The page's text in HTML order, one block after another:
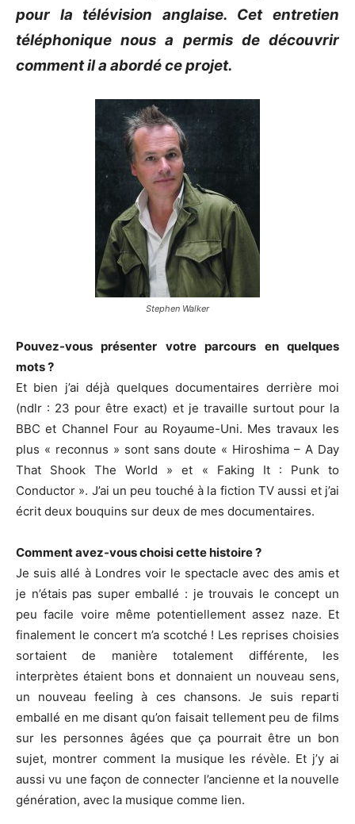
pour la télévision anglaise. Cet entretien
téléphonique nous a permis de découvrir
comment il a abordé ce projet.
Stephen Walker
Pouvez-vous présenter votre parcours en quelques
mots ?
Et bien j’ai déjà quelques documentaires derrière moi
(ndlr : 23 pour être exact) et je travaille surtout pour la
BBC et Channel Four au Royaume-Uni. Mes travaux les
plus « reconnus » sont sans doute « Hiroshima – A Day
That Shook The World » et « Faking It : Punk to
Conductor ». J’ai un peu touché à la fiction TV aussi et j’ai
écrit deux bouquins sur deux de mes documentaires.
Comment avez-vous choisi cette histoire ?
Je suis allé à Londres voir le spectacle avec des amis et
je n’étais pas super emballé : je trouvais le concept un
peu facile voire même potentiellement assez naze. Et
finalement le concert m’a scotché ! Les reprises choisies
sortaient de manière totalement différente, les
interprètes étaient bons et donnaient un nouveau sens,
un nouveau feeling à ces chansons. Je suis reparti
emballé en me disant qu’on faisait tellement peu de films
sur les personnes âgées que ça pourrait être un bon
sujet, montrer comment la musique les révèle. Et j’y ai
aussi vu une façon de connecter l’ancienne et la nouvelle
génération, avec la musique comme lien.